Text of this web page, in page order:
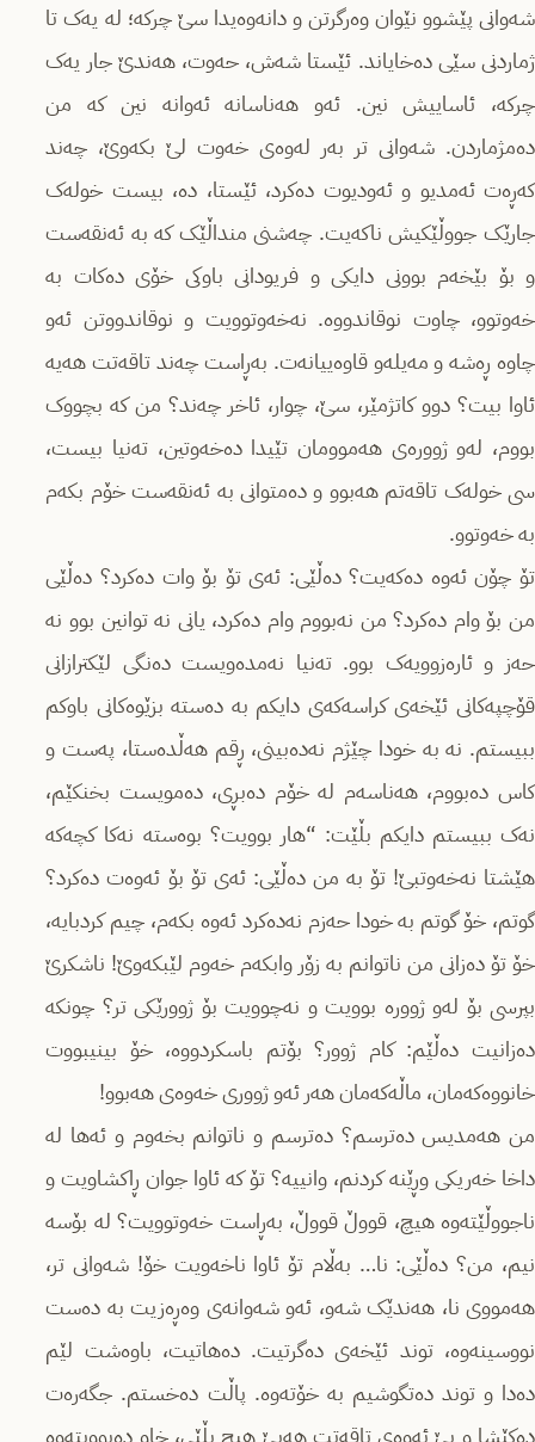
شەوانی پێشوو نێوان وەرگرتن و دانەوەیدا سێ چرکە؛ لە یەک تا
ژماردنی سێی دەخایاند. ئێستا شەش، حەوت، هەندێ جار یەک
چرکە، ئاساییش نین. ئەو هەناسانە ئەوانە نین کە من
دەمژماردن. شەوانی تر بەر لەوەی خەوت لێ بکەوێ، چەند
کەڕەت ئەمدیو و ئەودیوت دەکرد، ئێستا، دە، بیست خولەک
جارێک جووڵێکیش ناکەیت. چەشنی منداڵێک کە بە ئەنقەست
و بۆ بێخەم بوونی دایکی و فریودانی باوکی خۆی دەکات بە
خەوتوو، چاوت نوقاندووە. نەخەوتوویت و نوقاندووتن ئەو
چاوە ڕەشە و مەیلەو قاوەییانەت. بەڕاست چەند تاقەتت هەیە
ئاوا بیت؟ دوو کاتژمێر، سێ، چوار، ئاخر چەند؟ من کە بچووک
بووم، لەو ژوورەی هەموومان تێیدا دەخەوتین، تەنیا بیست،
سی خولەک تاقەتم هەبوو و دەمتوانی بە ئەنقەست خۆم بکەم
بە خەوتوو.
تۆ چۆن ئەوە دەکەیت؟ ده‌ڵێی: ئەی تۆ بۆ وات دەکرد؟ دەڵێی
من بۆ وام دەکرد؟ من نەبووم وام دەکرد، یانی نە توانین بوو نە
حەز و ئارەزوویەک بوو. تەنیا نەمدەویست دەنگی لێکترازانی
قۆچپەکانی ئێخەی کراسەکەی دایکم بە دەستە بزێوەکانی باوکم
ببیستم. نە بە خودا چێژم نەدەبینی، ڕقم هەڵدەستا، پەست و
کاس دەبووم، هەناسەم لە خۆم دەبڕی، دەمویست بخنکێم،
نەک ببیستم دایکم بڵێت: “هار بوویت؟ بوەستە نەکا کچەکە
هێشتا نەخەوتبێ! تۆ بە من دەڵێی: ئەی تۆ بۆ ئەوەت دەکرد؟
گوتم، خۆ گوتم بە خودا حەزم نەدەکرد ئەوە بکەم، چیم کردبایە،
خۆ تۆ دەزانی من ناتوانم بە زۆر وابکەم خەوم لێبکەوێ! ناشکرێ
بپرسی بۆ لەو ژوورە بوویت و نەچوویت بۆ ژوورێکی تر؟ چونكه‌
دەزانیت دەڵێم: کام ژوور؟ بۆتم باسکردووە، خۆ بینیبووت
خانووەکەمان، ماڵەکەمان هەر ئەو ژووری خەوەی هەبوو!
من هەمدیس دەترسم؟ دەترسم و ناتوانم بخەوم و ئەها لە
داخا خەریکی وڕێنە کردنم، وانییە؟ تۆ کە ئاوا جوان ڕاکشاویت و
ناجووڵێتەوە هیچ، قووڵ قووڵ، بەڕاست خەوتوویت؟ لە بۆسە
نیم، من؟ دەڵێی: نا… بەڵام تۆ ئاوا ناخەویت خۆ! شەوانی تر،
هەمووی نا، هەندێک شەو، ئەو شەوانەی وەڕەزیت بە دەست
نووسینەوە، توند ئێخەی دەگرتیت. دەهاتیت، باوەشت لێم
دەدا و توند دەتگوشیم بە خۆتەوە. پاڵت دەخستم. جگەرەت
دەکێشا و بێ ئەوەی تاقەتت هەبێ هیچ بڵێی، خاو دەبوویتەوە